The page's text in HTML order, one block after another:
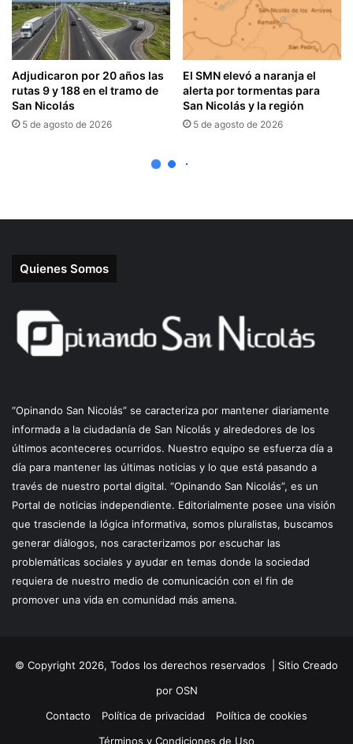
Quienes Somos
“Opinando San Nicolás” se caracteriza por mantener diariamente
informada a la ciudadanía de San Nicolás y alrededores de los
últimos aconteceres ocurridos. Nuestro equipo se esfuerza día a
día para mantener las últimas noticias y lo que está pasando a
través de nuestro portal digital. “Opinando San Nicolás”, es un
Portal de noticias independiente. Editorialmente posee una visión
que trasciende la lógica informativa, somos pluralistas, buscamos
generar diálogos, nos caracterizamos por escuchar las
problemáticas sociales y ayudar en temas donde la sociedad
requiera de nuestro medio de comunicación con el fin de
promover una vida en comunidad más amena.
© Copyright 2026, Todos los derechos reservados | Sitio Creado
por OSN
Contacto
Política de privacidad
Política de cookies
Términos y Condiciones de Uso